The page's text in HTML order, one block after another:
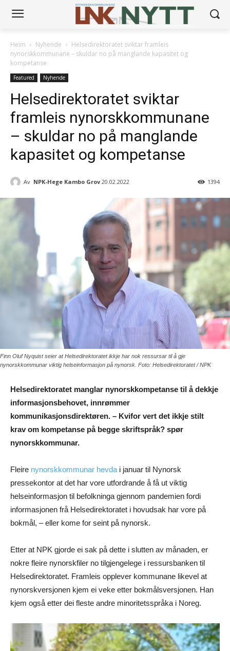
Heim Nyhende
Helsedirektoratet sviktar framleis
nynorskkommunane – skuldar no på manglande kapasitet og
kompetanse
Featured Nyhende
Helsedirektoratet sviktar
framleis nynorskkommunane
– skuldar no på manglande
kapasitet og kompetanse
Av NPK-Hege Kambo Grov 20.02.2022 1394
Finn Oluf Nyquist seier at Helsedirektoratet ikkje har nok ressursar til å gje
nynorskkommunar viktig helseinformasjon på nynorsk. Foto: Helsedirektoratet / NPK
Helsedirektoratet manglar nynorskkompetanse til å dekkje
informasjonsbehovet, innrømmer
kommunikasjonsdirektøren. – Kvifor vert det ikkje stilt
krav om kompetanse på begge skriftspråk? spør
nynorskkommunar.
Fleire nynorskkommunar hevda i januar til Nynorsk
pressekontor at det har vore utfordrande å få ut viktig
helseinformasjon til befolkninga gjennom pandemien fordi
informasjonen frå Helsedirektoratet i hovudsak har vore på
bokmål, – eller kome for seint på nynorsk.
Etter at NPK gjorde ei sak på dette i slutten av månaden, er
nokre fleire nynorskfiler no tilgjengelege i ressursbanken til
Helsedirektoratet. Framleis opplever kommunane likevel at
nynorskversjonen kjem ei veke etter bokmålsversjonen. Han
kjem også etter dei fleste andre minoritetsspråka i Noreg.